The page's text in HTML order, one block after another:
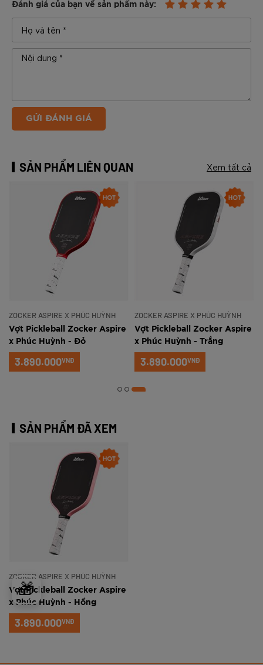
🎁
Đánh giá của bạn về sản phẩm này:
GỬI ĐÁNH GIÁ
SẢN PHẨM LIÊN QUAN Xem tất cả
ZOCKER ASPIRE X PHÚC HUỲNH
Vợt Pickleball Zocker Aspire
x Phúc Huỳnh - Đỏ
3.890.000VNĐ
ZOCKER ASPIRE X PHÚC HUỲNH
Vợt Pickleball Zocker Aspire
x Phúc Huỳnh - Trắng
3.890.000VNĐ
SẢN PHẨM ĐÃ XEM
ZOCKER ASPIRE X PHÚC HUỲNH
Vợt Pickleball Zocker Aspire
x Phúc Huỳnh - Hồng
3.890.000VNĐ